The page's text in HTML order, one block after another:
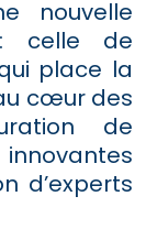
nouvelle
: celle de
place la
cœur des
de
d’experts